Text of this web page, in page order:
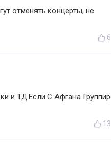
отменять концерты, не
6
и ТД.Если С Афгана
13